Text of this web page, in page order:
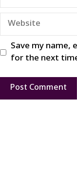
Website
Save my name,
for the next